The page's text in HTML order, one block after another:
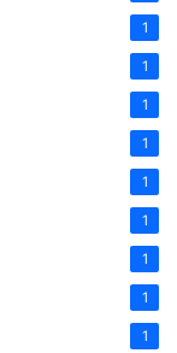
1
1
1
1
1
1
1
1
1